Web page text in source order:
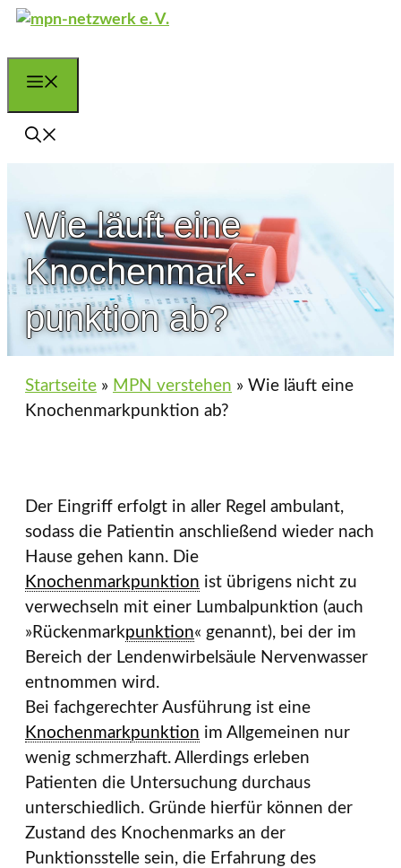
Zum
Wie läuft eine
Knochen­mark­
punktion ab?
Startseite » MPN verstehen » Wie läuft eine
Knochen­mark­punktion ab?
Der Eingriff erfolgt in aller Regel ambulant,
sodass die Patientin anschließend wieder nach
Hause gehen kann. Die
Knochenmarkpunktion ist übrigens nicht zu
verwechseln mit einer Lumbalpunktion (auch
»Rückenmark­punktion« genannt), bei der im
Bereich der Lendenwirbelsäule Nervenwasser
entnommen wird.
Bei fachgerechter Ausführung ist eine
Knochenmarkpunktion im Allgemeinen nur
wenig schmerzhaft. Allerdings erleben
Patienten die Untersuchung durchaus
unterschiedlich. Gründe hierfür können der
Zustand des Knochenmarks an der
Punktionsstelle sein, die Erfahrung des